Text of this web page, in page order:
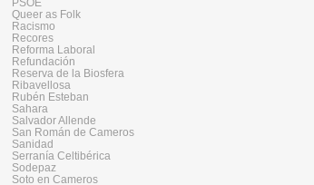
Queer as Folk
Racismo
Recores
Reforma Laboral
Refundación
Reserva de la Biosfera
Ribavellosa
Rubén Esteban
Sahara
Salvador Allende
San Román de Cameros
Sanidad
Serranía Celtibérica
Sodepaz
Soto en Cameros